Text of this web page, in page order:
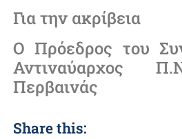
Για την ακρίβεια
Ο Πρόεδρος του
Αντιναύαρχος
Περβαινάς
Share this: